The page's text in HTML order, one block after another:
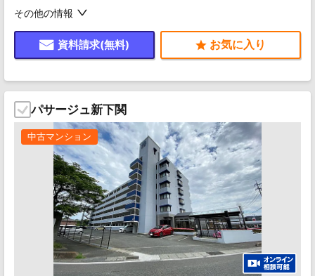
その他の情報
資料請求(無料)
パサージュ新下関
中古マンション